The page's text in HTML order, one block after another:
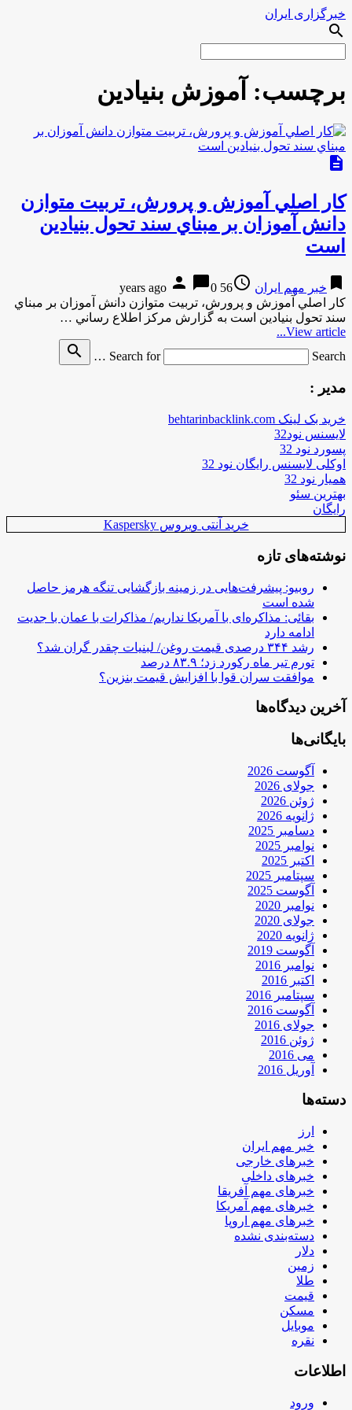
خبرگزاری ایران
search
برچسب: آموزش بنيادين
description
كار اصلي آموزش و پرورش، تربيت متوازن
دانش آموزان بر مبناي سند تحول بنيادين
است
bookmark خبر مهم ایران access_time
56 years ago
person chat_bubble0
كار اصلي آموزش و پرورش، تربيت متوازن دانش آموزان بر مبناي
سند تحول بنيادين است به گزارش مركز اطلاع رساني …
View article...
Search for
Search …
search
مدیر :
خرید بک لینک behtarinbacklink.com
لایسنس نود32
پسورد نود 32
اوکلی لایسنس رایگان نود 32
همیار نود 32
بهترین سئو
رایگان
خرید آنتی ویروس Kaspersky
نوشته‌های تازه
روبیو: پیشرفت‌هایی در زمینه بازگشایی تنگه هرمز حاصل
شده است
بقائی: مذاکره‌ای با آمریکا نداریم/ مذاکرات با عمان با جدیت
ادامه دارد
رشد ۳۴۴ درصدی قیمت روغن/ لبنیات چقدر گران شد؟
تورم تیر ماه رکورد زد؛ ۸۳.۹ درصد
موافقت سران قوا با افزایش قیمت بنزین؟
آخرین دیدگاه‌ها
بایگانی‌ها
آگوست 2026
جولای 2026
ژوئن 2026
ژانویه 2026
دسامبر 2025
نوامبر 2025
اکتبر 2025
سپتامبر 2025
آگوست 2025
نوامبر 2020
جولای 2020
ژانویه 2020
آگوست 2019
نوامبر 2016
اکتبر 2016
سپتامبر 2016
آگوست 2016
جولای 2016
ژوئن 2016
می 2016
آوریل 2016
دسته‌ها
ارز
خبر مهم ایران
خبرهای خارجی
خبرهای داخلی
خبرهای مهم آفریقا
خبرهای مهم آمریکا
خبرهای مهم اروپا
دسته‌بندی نشده
دلار
زمین
طلا
قیمت
مسکن
موبایل
نقره
اطلاعات
ورود